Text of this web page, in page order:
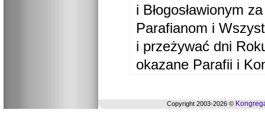
i Błogosławionym
Parafianom i
i przeżywać dni
okazane Parafii i
Copyright 2003-2026 ©